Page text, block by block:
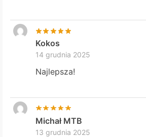
Kokos
14 grudnia 2025
Najlepsza!
Michał MTB
13 grudnia 2025